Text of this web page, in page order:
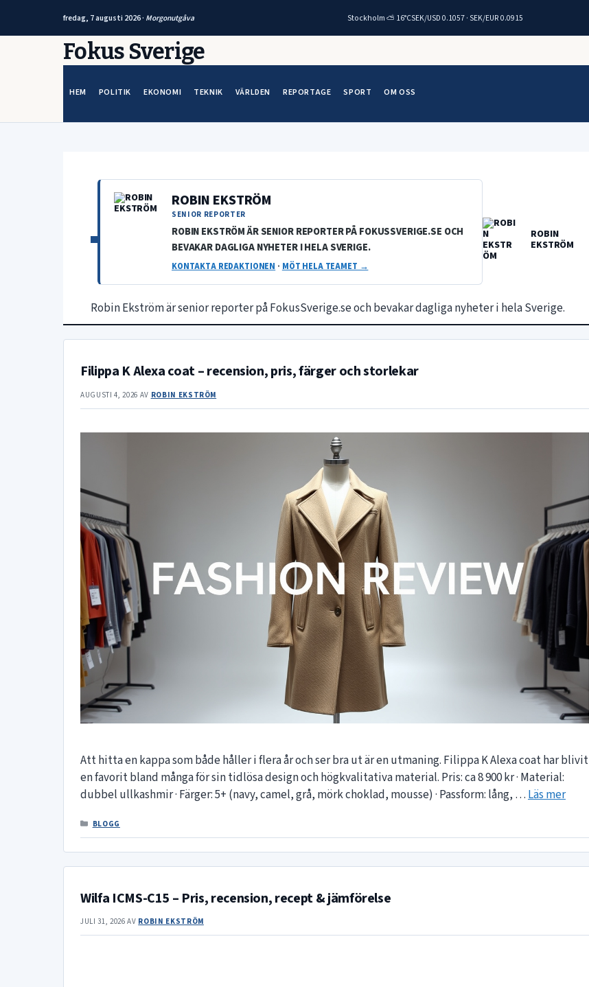
fredag, 7 augusti 2026 · Morgonutgåva Stockholm ⛅ 16°CSEK/USD 0.1057 · SEK/EUR 0.0915
Fokus Sverige
HEM POLITIK EKONOMI TEKNIK VÄRLDEN REPORTAGE SPORT OM OSS
ROBIN EKSTRÖM
SENIOR REPORTER
ROBIN EKSTRÖM ÄR SENIOR REPORTER PÅ FOKUSSVERIGE.SE OCH
BEVAKAR DAGLIGA NYHETER I HELA SVERIGE.
KONTAKTA REDAKTIONEN · MÖT HELA TEAMET →
ROBIN
EKSTRÖM
Robin Ekström är senior reporter på FokusSverige.se och bevakar dagliga nyheter i hela Sverige.
Filippa K Alexa coat – recension, pris, färger och storlekar
AUGUSTI 4, 2026 AV ROBIN EKSTRÖM
Att hitta en kappa som både håller i flera år och ser bra ut är en utmaning. Filippa K Alexa coat har blivit
en favorit bland många för sin tidlösa design och högkvalitativa material. Pris: ca 8 900 kr · Material:
dubbel ullkashmir · Färger: 5+ (navy, camel, grå, mörk choklad, mousse) · Passform: lång, … Läs mer
KATEGORIER
BLOGG
Wilfa ICMS-C15 – Pris, recension, recept & jämförelse
JULI 31, 2026 AV ROBIN EKSTRÖM